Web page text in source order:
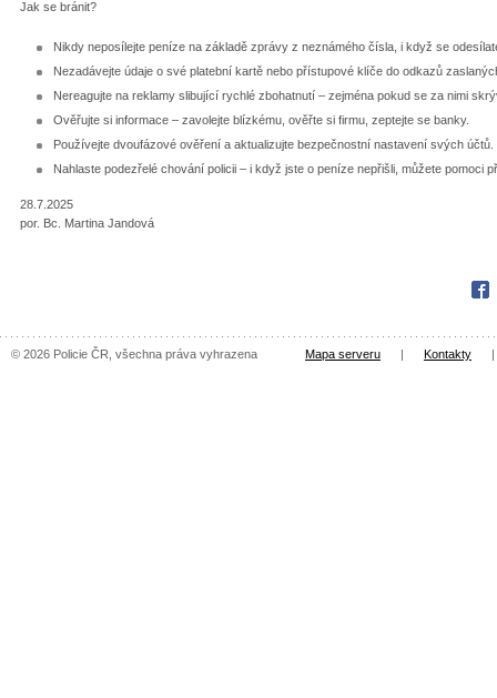
Jak se bránit?
Nikdy neposílejte peníze na základě zprávy z neznámého čísla, i když se
Nezadávejte údaje o své platební kartě nebo přístupové klíče do odkazů
Nereagujte na reklamy slibující rychlé zbohatnutí – zejména pokud se za nimi
Ověřujte si informace – zavolejte blízkému, ověřte si firmu, zeptejte se banky.
Používejte dvoufázové ověření a aktualizujte bezpečnostní nastavení svých účtů.
Nahlaste podezřelé chování policii – i když jste o peníze nepřišli, můžete pomoci
28.7.2025
por. Bc. Martina Jandová
© 2026 Policie ČR, všechna práva vyhrazena Mapa serveru Kontakty